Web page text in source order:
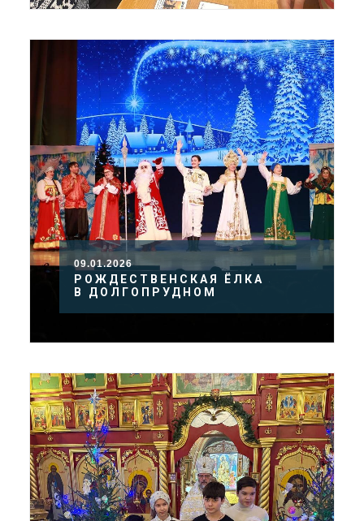
09.01.2026
РОЖДЕСТВЕНСКАЯ ЁЛКА
В ДОЛГОПРУДНОМ